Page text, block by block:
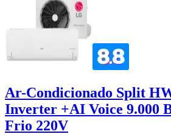
Ar-Condicionado Split
Inverter +AI Voice 9.000
Frio 220V